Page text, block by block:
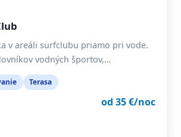
v areáli surfclubu priamo pri vode.
vodných športov,…
Terasa
od 35 €/noc